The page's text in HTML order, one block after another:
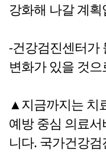
강화해 나갈 계
-건강검진센터가
변화가 있을 것
▲지금까지는 치
예방 중심 의료
니다. 국가건강